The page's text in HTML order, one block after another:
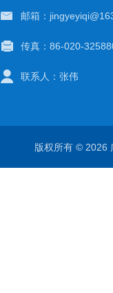
邮箱：
传真：86-020-
联系人：张伟
版权所有 ©